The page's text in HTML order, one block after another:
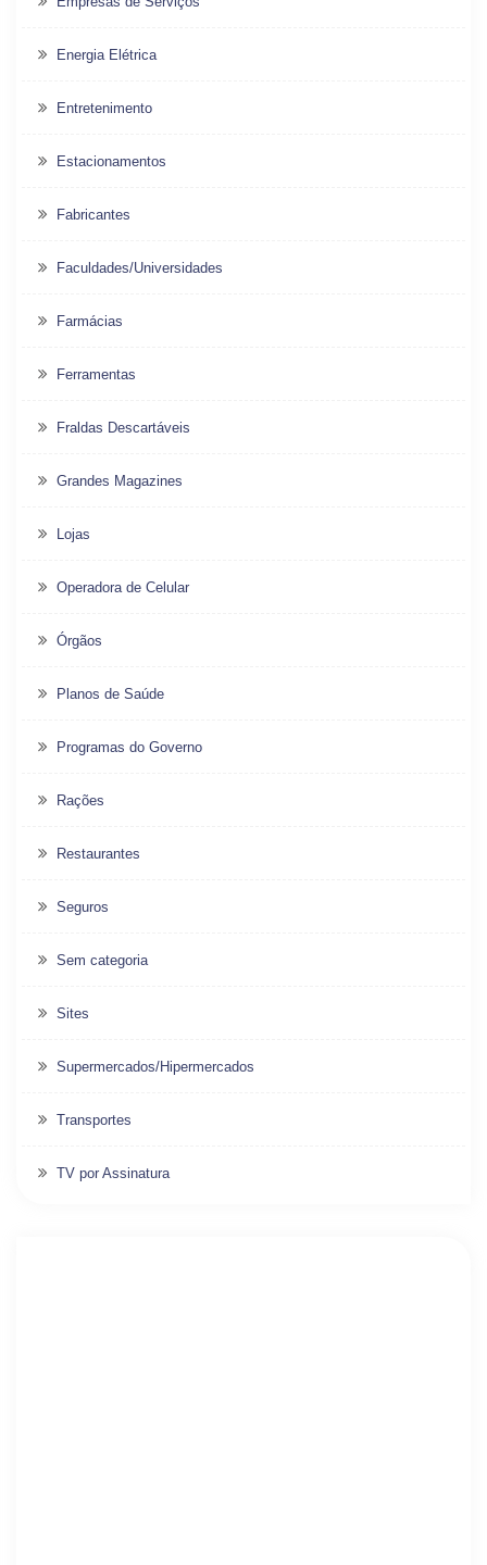
Energia Elétrica
Entretenimento
Estacionamentos
Fabricantes
Faculdades/Universidades
Farmácias
Ferramentas
Fraldas Descartáveis
Grandes Magazines
Lojas
Operadora de Celular
Órgãos
Planos de Saúde
Programas do Governo
Rações
Restaurantes
Seguros
Sem categoria
Sites
Supermercados/Hipermercados
Transportes
TV por Assinatura